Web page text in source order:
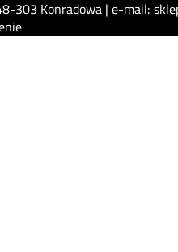
303 Konradowa | e-mail: